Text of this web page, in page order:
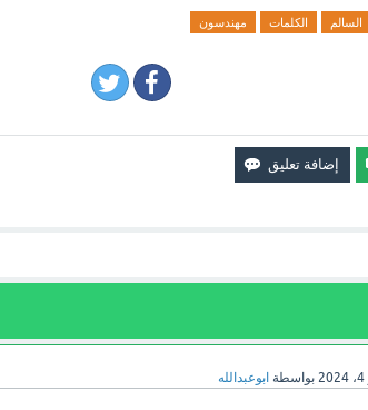
السالم الكلمات مهندسون
بواسطة ابوعبدالله